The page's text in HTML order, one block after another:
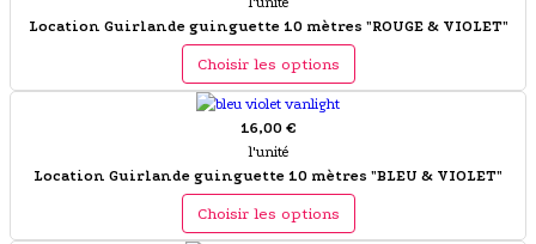
Location Guirlande guinguette 10 mètres "ROUGE & VIOLET"
Choisir les options
16,00 €
l'unité
Location Guirlande guinguette 10 mètres "BLEU & VIOLET"
Choisir les options